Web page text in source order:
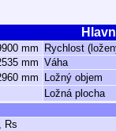
mm
Rychlost
mm Váha
mm
Ložný objem
Ložná plocha
Rs